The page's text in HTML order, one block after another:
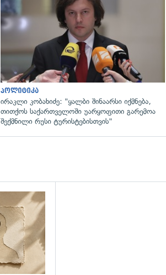
პოლიტიკა
ირაკლი კობახიძე: "ყალბი შინაარსი იქმნება,
თითქოს საქართველოში უარყოფითი გარემოა
შექმნილი რუსი ტურისტებისთვის"